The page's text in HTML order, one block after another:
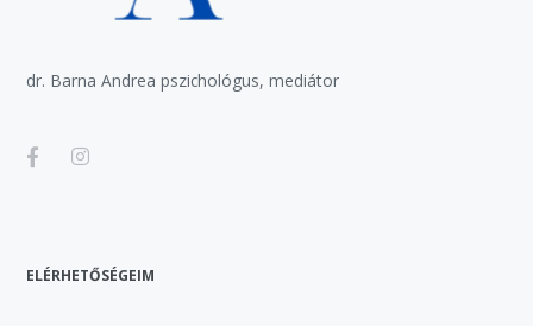
dr. Barna Andrea pszichológus, mediátor
ELÉRHETŐSÉGEIM